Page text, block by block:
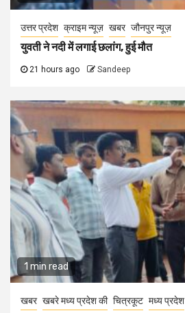
उत्तर प्रदेश क्राइम न्यूज़ खबर जौनपुर न्यूज़
युवती ने नदी में लगाई छलांग, हुई मौत
21 hours ago Sandeep
1 min read
खबर खबरे मध्य प्रदेश की चित्रकूट मध्य प्रदेश